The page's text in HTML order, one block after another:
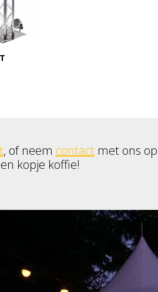
, of neem contactmet ons
kopje koffie!